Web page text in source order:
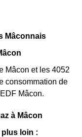
Mâconnais
Mâcon et les 4052
consommation de
Mâcon.
à Mâcon
plus loin :